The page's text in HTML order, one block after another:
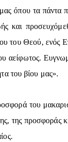
τα πάντα
και
του Θεού, ενός
αείφωτος.
του βίου μας».
του
της